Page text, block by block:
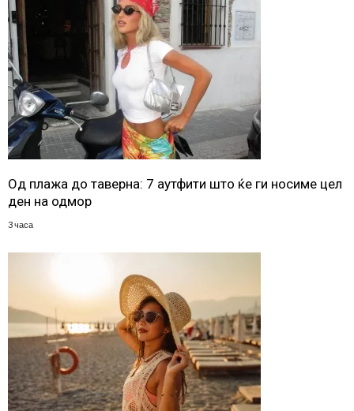
Од плажа до таверна: 7 аутфити што ќе ги носиме цел
ден на одмор
3 часа